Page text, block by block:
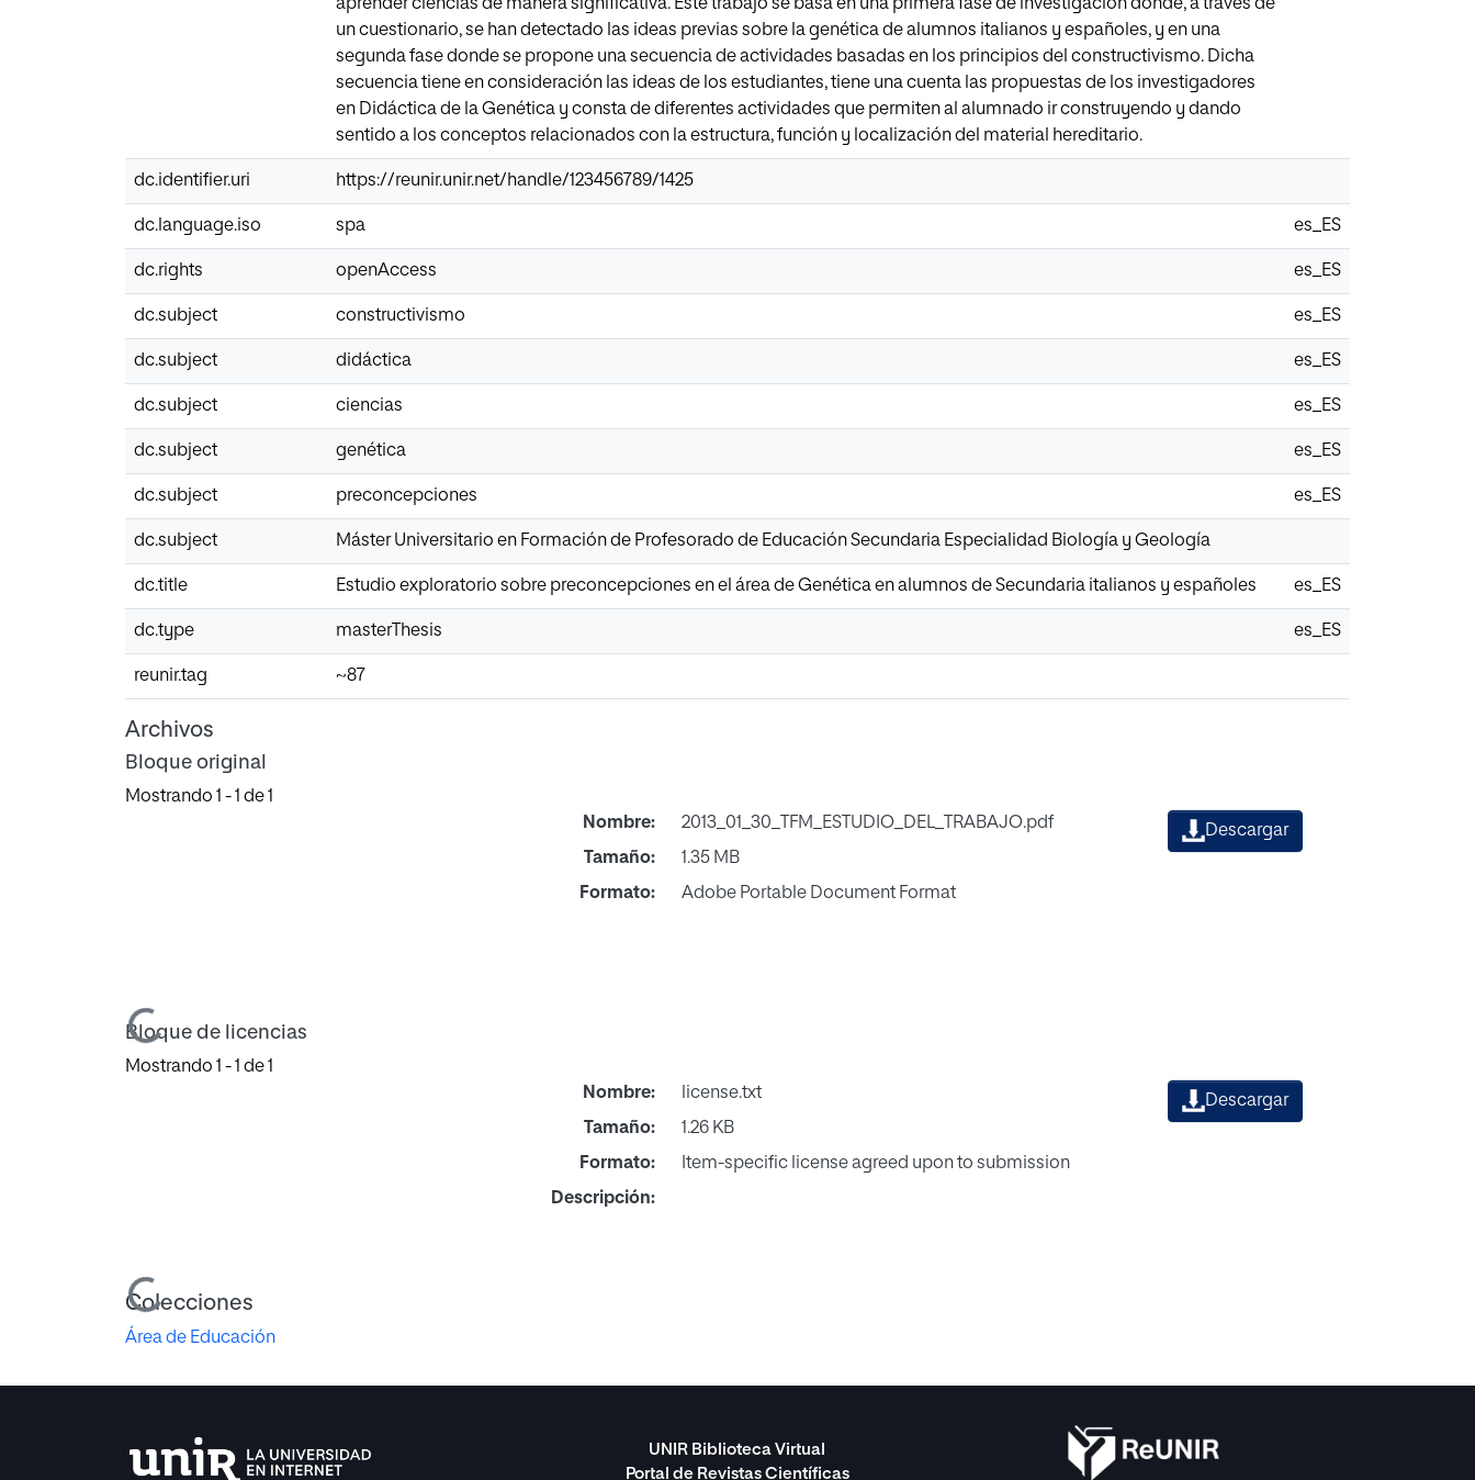
aprender ciencias de manera significativa. Este trabajo se basa en una primera fase de investigación donde, a través de
un cuestionario, se han detectado las ideas previas sobre la genética de alumnos italianos y españoles, y en una
segunda fase donde se propone una secuencia de actividades basadas en los principios del constructivismo. Dicha
secuencia tiene en consideración las ideas de los estudiantes, tiene una cuenta las propuestas de los investigadores
en Didáctica de la Genética y consta de diferentes actividades que permiten al alumnado ir construyendo y dando
sentido a los conceptos relacionados con la estructura, función y localización del material hereditario.
dc.identifier.uri https://reunir.unir.net/handle/123456789/1425
dc.language.iso spa es_ES
dc.rights openAccess es_ES
dc.subject constructivismo es_ES
dc.subject didáctica es_ES
dc.subject ciencias es_ES
dc.subject genética es_ES
dc.subject preconcepciones es_ES
dc.subject Máster Universitario en Formación de Profesorado de Educación Secundaria Especialidad Biología y Geología
dc.title Estudio exploratorio sobre preconcepciones en el área de Genética en alumnos de Secundaria italianos y españoles es_ES
dc.type masterThesis es_ES
reunir.tag ~87
Archivos
Bloque original
Mostrando 1 - 1 de 1
Cargando...
Nombre:
2013_01_30_TFM_ESTUDIO_DEL_TRABAJO.pdf
Tamaño:
1.35 MB
Formato:
Adobe Portable Document Format
Descargar
Bloque de licencias
Mostrando 1 - 1 de 1
Cargando...
Nombre:
license.txt
Tamaño:
1.26 KB
Formato:
Item-specific license agreed upon to submission
Descripción:
Descargar
Colecciones
Área de Educación
UNIR Biblioteca Virtual
Portal de Revistas Científicas